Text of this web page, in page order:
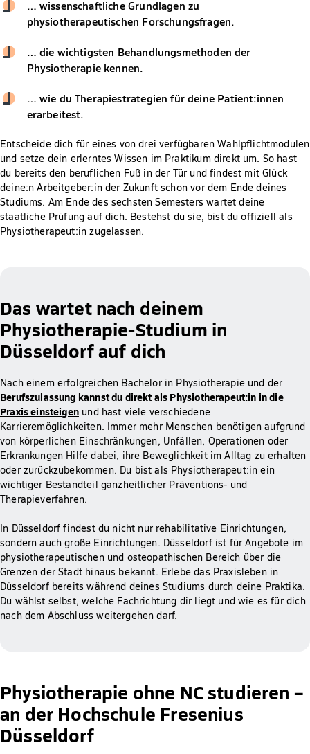
… wissenschaftliche Grundlagen zu
physiotherapeutischen Forschungsfragen.
… die wichtigsten Behandlungsmethoden der
Physiotherapie kennen.
… wie du Therapiestrategien für deine Patient:innen
erarbeitest.
Entscheide dich für eines von drei verfügbaren Wahlpflichtmodulen
und setze dein erlerntes Wissen im Praktikum direkt um. So hast
du bereits den beruflichen Fuß in der Tür und findest mit Glück
deine:n Arbeitgeber:in der Zukunft schon vor dem Ende deines
Studiums. Am Ende des sechsten Semesters wartet deine
staatliche Prüfung auf dich. Bestehst du sie, bist du offiziell als
Physiotherapeut:in zugelassen.
Das wartet nach deinem
Physiotherapie-Studium in
Düsseldorf auf dich
Nach einem erfolgreichen Bachelor in Physiotherapie und der
Berufszulassung kannst du direkt als Physiotherapeut:in in die
Praxis einsteigenund hast viele verschiedene
Karrieremöglichkeiten. Immer mehr Menschen benötigen aufgrund
von körperlichen Einschränkungen, Unfällen, Operationen oder
Erkrankungen Hilfe dabei, ihre Beweglichkeit im Alltag zu erhalten
oder zurückzubekommen. Du bist als Physiotherapeut:in ein
wichtiger Bestandteil ganzheitlicher Präventions- und
Therapieverfahren.
In Düsseldorf findest du nicht nur rehabilitative Einrichtungen,
sondern auch große Einrichtungen. Düsseldorf ist für Angebote im
physiotherapeutischen und osteopathischen Bereich über die
Grenzen der Stadt hinaus bekannt. Erlebe das Praxisleben in
Düsseldorf bereits während deines Studiums durch deine Praktika.
Du wählst selbst, welche Fachrichtung dir liegt und wie es für dich
nach dem Abschluss weitergehen darf.
Physiotherapie ohne NC studieren –
an der Hochschule Fresenius
Düsseldorf